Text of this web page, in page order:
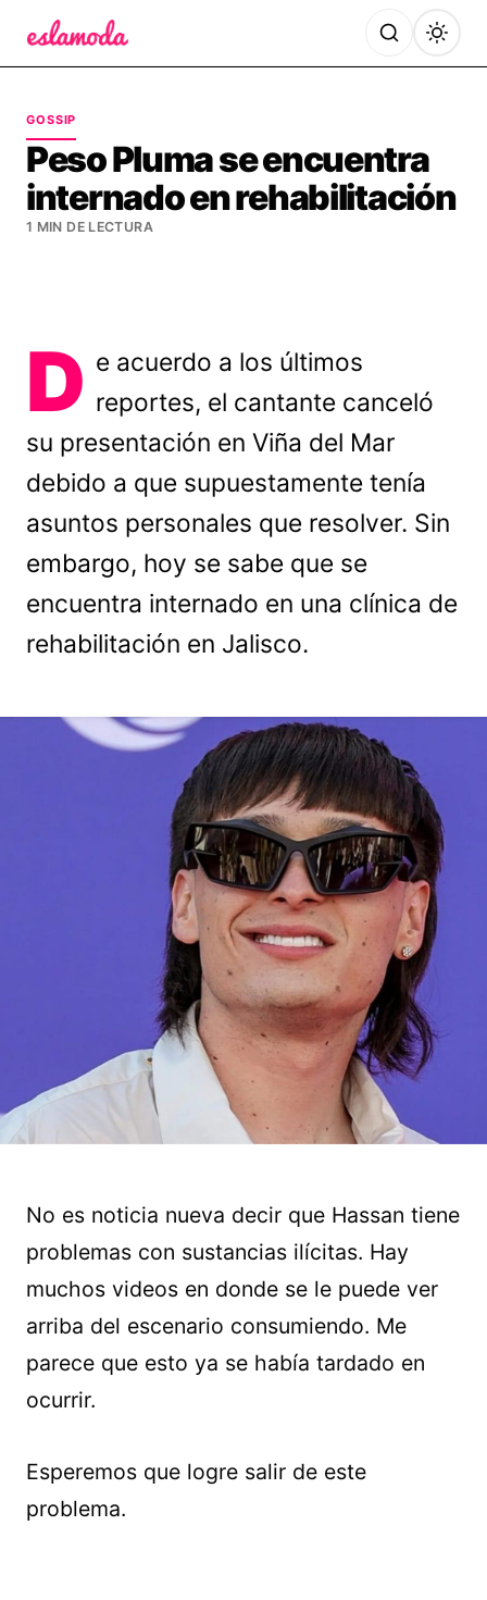
GOSSIP
Peso Pluma se encuentra
internado en rehabilitación
1 MIN DE LECTURA
D e acuerdo a los últimos
reportes, el cantante canceló
su presentación en Viña del Mar
debido a que supuestamente tenía
asuntos personales que resolver. Sin
embargo, hoy se sabe que se
encuentra internado en una clínica de
rehabilitación en Jalisco.
No es noticia nueva decir que Hassan tiene
problemas con sustancias ilícitas. Hay
muchos videos en donde se le puede ver
arriba del escenario consumiendo. Me
parece que esto ya se había tardado en
ocurrir.
Esperemos que logre salir de este
problema.